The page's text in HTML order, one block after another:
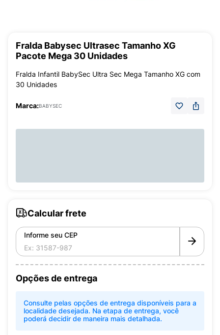
Fralda Babysec Ultrasec Tamanho XG
Pacote Mega 30 Unidades
Fralda Infantil BabySec Ultra Sec Mega Tamanho XG com
30 Unidades
Marca:BABYSEC
Calcular frete
Informe seu CEP
Opções de entrega
Consulte pelas opções de entrega disponíveis para a
localidade desejada. Na etapa de entrega, você
poderá decidir de maneira mais detalhada.